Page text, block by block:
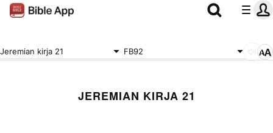
Jeremian kirja 21 FB92
JEREMIAN KIRJA 21